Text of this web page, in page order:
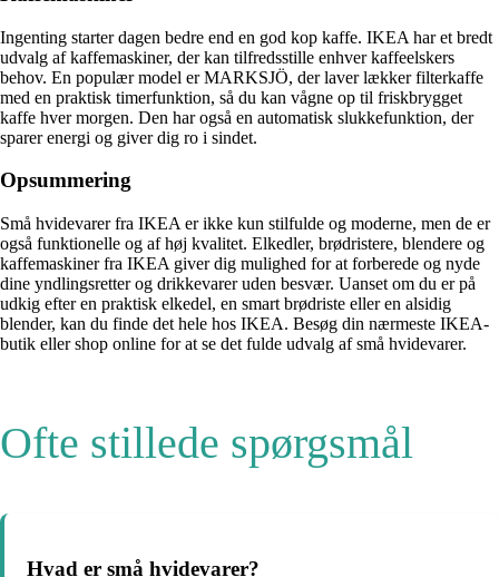
Ingenting starter dagen bedre end en god kop kaffe. IKEA har et bredt
udvalg af kaffemaskiner, der kan tilfredsstille enhver kaffeelskers
behov. En populær model er MARKSJÖ, der laver lækker filterkaffe
med en praktisk timerfunktion, så du kan vågne op til friskbrygget
kaffe hver morgen. Den har også en automatisk slukkefunktion, der
sparer energi og giver dig ro i sindet.
Opsummering
Små hvidevarer fra IKEA er ikke kun stilfulde og moderne, men de er
også funktionelle og af høj kvalitet. Elkedler, brødristere, blendere og
kaffemaskiner fra IKEA giver dig mulighed for at forberede og nyde
dine yndlingsretter og drikkevarer uden besvær. Uanset om du er på
udkig efter en praktisk elkedel, en smart brødriste eller en alsidig
blender, kan du finde det hele hos IKEA. Besøg din nærmeste IKEA-
butik eller shop online for at se det fulde udvalg af små hvidevarer.
Ofte stillede spørgsmål
Hvad er små hvidevarer?